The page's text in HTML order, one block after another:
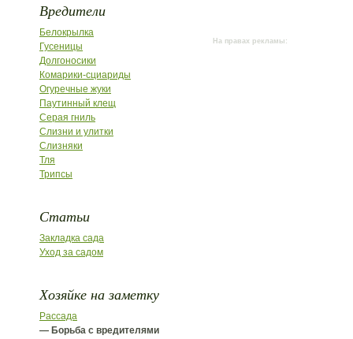
Вредители
Белокрылка
Гусеницы
Долгоносики
Комарики-сциариды
Огуречные жуки
Паутинный клещ
Серая гниль
Слизни и улитки
Слизняки
Тля
Трипсы
Статьи
Закладка сада
Уход за садом
Хозяйке на заметку
Рассада
— Борьба с вредителями
На правах рекламы: